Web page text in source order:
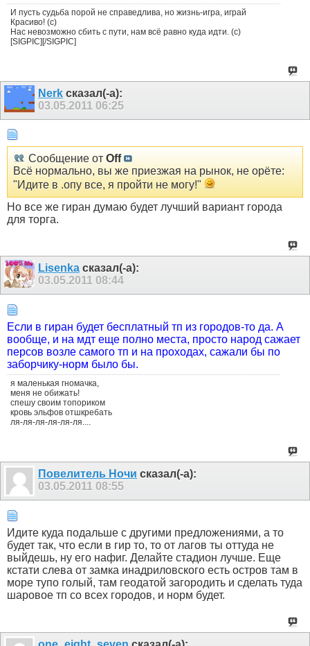
И пусть судьба порой не справедлива, но жизнь-игра, играй
Красиво! (с)
Нас невозможно сбить с пути, нам всё равно куда идти. (с)
[SIGPIC][/SIGPIC]
Nerk сказал(-а):
03.05.2011 06:25
Сообщение от Off
Всё нормально, вы же приезжая на рынок, не орёте:
"Идите в .опу все, я пройти не могу!"
Но все же гиран думаю будет лучший вариант города
для торга.
Lisenka сказал(-а):
03.05.2011 08:44
Если в гиран будет бесплатный тп из городов-то да. А
вообще, и на мдт еще полно места, просто народ сажает
персов возле самого тп и на проходах, сажали бы по
заборчику-норм было бы.
я маленькая гномачка,
меня не обижать!
спешу своим топориком
кровь эльфов отшкребать
ля-ля-ля-ля-ля-ля....
Пoвелитель Ночи сказал(-а):
03.05.2011 08:55
Идите куда подальше с другими предложениями, а то
будет так, что если в гир то, то от лагов ты оттуда не
выйдешь, ну его нафиг. Делайте стадион лучше. Еще
кстати слева от замка инадриловского есть остров там в
море тупо голый, там геодатой загородить и сделать туда
шаровое тп со всех городов, и норм будет.